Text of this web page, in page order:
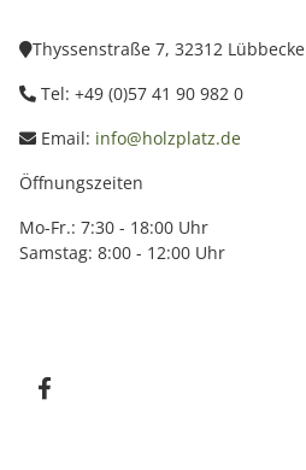
Thyssenstraße 7, 32312 Lübbecke
Tel: +49 (0)57 41 90 982 0
Email: info@holzplatz.de
Öffnungszeiten
Mo-Fr.: 7:30 - 18:00 Uhr
Samstag: 8:00 - 12:00 Uhr